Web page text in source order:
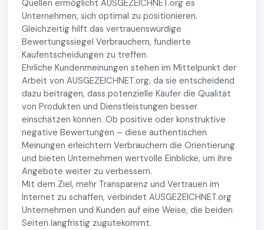
Quellen ermöglicht AUSGEZEICHNET.org es
Unternehmen, sich optimal zu positionieren.
Gleichzeitig hilft das vertrauenswürdige
Bewertungssiegel Verbrauchern, fundierte
Kaufentscheidungen zu treffen.
Ehrliche Kundenmeinungen stehen im Mittelpunkt der
Arbeit von AUSGEZEICHNET.org, da sie entscheidend
dazu beitragen, dass potenzielle Käufer die Qualität
von Produkten und Dienstleistungen besser
einschätzen können. Ob positive oder konstruktive
negative Bewertungen – diese authentischen
Meinungen erleichtern Verbrauchern die Orientierung
und bieten Unternehmen wertvolle Einblicke, um ihre
Angebote weiter zu verbessern.
Mit dem Ziel, mehr Transparenz und Vertrauen im
Internet zu schaffen, verbindet AUSGEZEICHNET.org
Unternehmen und Kunden auf eine Weise, die beiden
Seiten langfristig zugutekommt.